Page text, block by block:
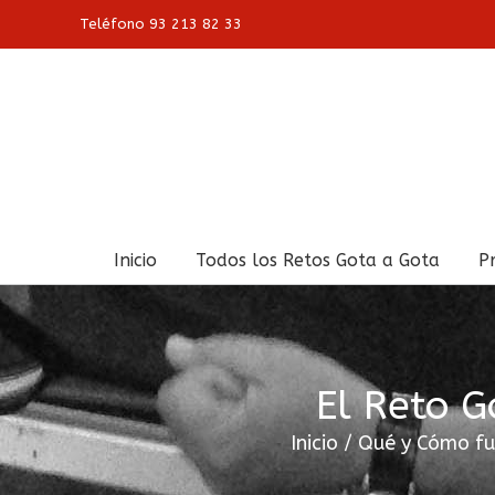
Teléfono 93 213 82 33
Inicio Todos los Retos Gota a Gota
El Reto
Inicio / Qué y Cómo